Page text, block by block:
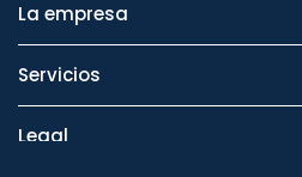
La empresa
Servicios
Legal